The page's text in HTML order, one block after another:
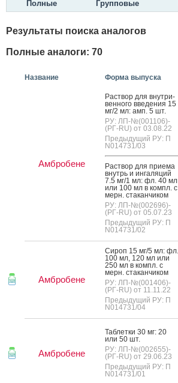
Полные Групповые
Результаты поиска аналогов
Полные аналоги: 70
Название Форма выпуска
Амбробене
Рас­твор для внут­ри­
вен­но­го вве­дения 15
мг/2 мл: амп. 5 шт.
РУ: ЛП-№(001106)-
(РГ-RU) от 03.08.22
Предыдущий РУ: П
N014731/03
Рас­твор для при­ема
внутрь и ин­га­ляций
7.5 мг/1 мл: фл. 40 мл
или 100 мл в компл. с
мерн. ста­кан­чи­ком
РУ: ЛП-№(002696)-
(РГ-RU) от 05.07.23
Предыдущий РУ: П
N014731/02
Амбробене
Си­роп 15 мг/5 мл: фл.
100 мл, 120 мл или
250 мл в компл. с
мерн. ста­кан­чи­ком
РУ: ЛП-№(001406)-
(РГ-RU) от 11.11.22
Предыдущий РУ: П
N014731/04
Амбробене
Таб­летки 30 мг: 20
или 50 шт.
РУ: ЛП-№(002655)-
(РГ-RU) от 29.06.23
Предыдущий РУ: П
N014731/01